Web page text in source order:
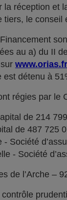
réception et
tiers, le
au a) du II
www.orias.fr
détenu à
régies par le
de 214
de 487 725
Société
- Société
de l’Arche –